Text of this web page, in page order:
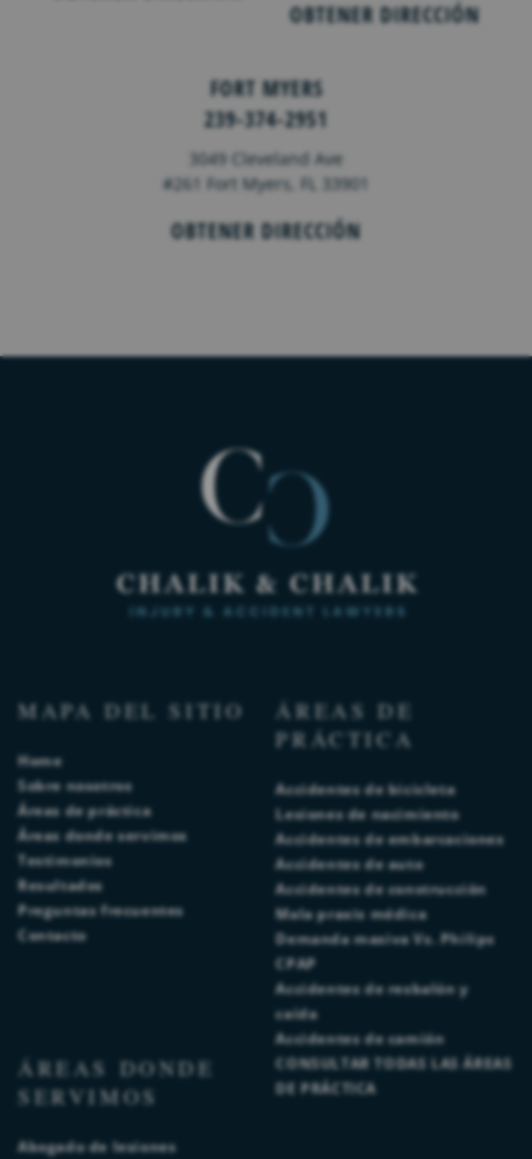
OBTENER DIRECCIÓN
FORT MYERS
239-374-2951
3049 Cleveland Ave
#261 Fort Myers, FL 33901
OBTENER DIRECCIÓN
MAPA DEL SITIO
Home
Sobre nosotros
Áreas de práctica
Áreas donde servimos
Testimonios
Resultados
Preguntas frecuentes
Contacto
ÁREAS DE
PRÁCTICA
Accidentes de bicicleta
Lesiones de nacimiento
Accidentes de embarcaciones
Accidentes de auto
Accidentes de construcción
Mala praxis médica
Demanda masiva Vs. Philips
CPAP
Accidentes de resbalón y
caída
Accidentes de camión
CONSULTAR TODAS LAS ÁREAS
DE PRÁCTICA
ÁREAS DONDE
SERVIMOS
Abogado de lesiones